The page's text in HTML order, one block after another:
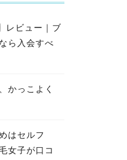
レビュー｜ブ
ら入会すべ
かっこよく
はセルフ
女子が口コ